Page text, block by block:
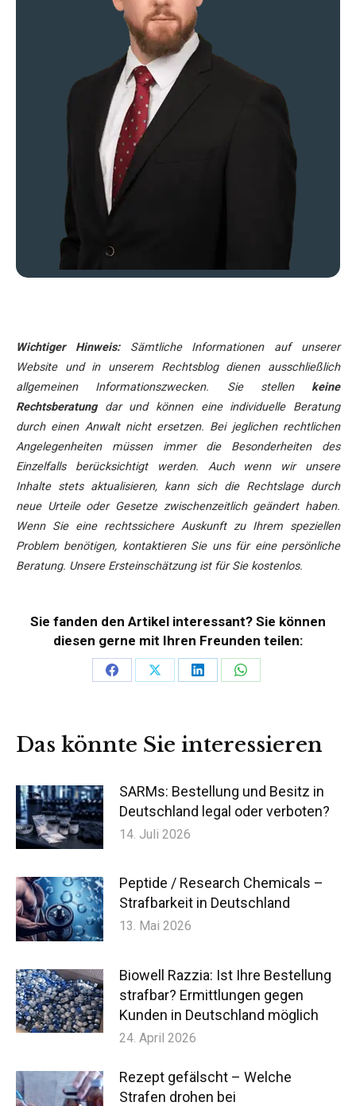
Wichtiger Hinweis:Sämtliche Informationen auf unserer
Website und in unserem Rechtsblog dienen ausschließlich
allgemeinen Informationszwecken. Sie stellen keine
Rechtsberatungdar und können eine individuelle Beratung
durch einen Anwalt nicht ersetzen. Bei jeglichen rechtlichen
Angelegenheiten müssen immer die Besonderheiten des
Einzelfalls berücksichtigt werden. Auch wenn wir unsere
Inhalte stets aktualisieren, kann sich die Rechtslage durch
neue Urteile oder Gesetze zwischenzeitlich geändert haben.
Wenn Sie eine rechtssichere Auskunft zu Ihrem speziellen
Problem benötigen, kontaktieren Sie uns für eine persönliche
Beratung. Unsere Ersteinschätzung ist für Sie kostenlos.
Sie fanden den Artikel interessant? Sie können
diesen gerne mit Ihren Freunden teilen:
Teilen
Teilen
Teilen
Teilen
Das könnte Sie interessieren
SARMs: Bestellung und Besitz in
Deutschland legal oder verboten?
14. Juli 2026
Peptide / Research Chemicals –
Strafbarkeit in Deutschland
13. Mai 2026
Biowell Razzia: Ist Ihre Bestellung
strafbar? Ermittlungen gegen
Kunden in Deutschland möglich
24. April 2026
Rezept gefälscht – Welche
Strafen drohen bei